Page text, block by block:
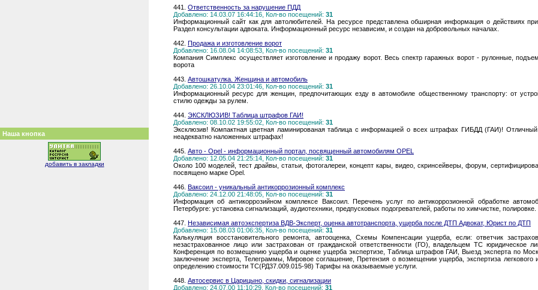
Наша кнопка
добавить в закладки
441. Ответственность за нарушение ПДД
Добавлено: 14.03.07 16:44:16, Кол-во посещений: 31
Информационный сайт как для автолюбителей. На ресурсе представлена обширная информация о действиях
Раздел консультации адвоката. Информационный ресурс независим, и создан на добровольных началах.
442. Продажа и изготовление ворот
Добавлено: 16.08.04 14:08:53, Кол-во посещений: 31
Компания Симплекс осуществляет изготовление и продажу ворот. Весь спектр гаражных ворот - рулонные,
ворота
443. Автошкатулка. Женщина и автомобиль
Добавлено: 26.10.04 23:01:46, Кол-во посещений: 31
Информационный ресурс для женщин, предпочитающих езду в автомобиле общественному транспорту: от
стилю одежды за рулем.
444. ЭКСКЛЮЗИВ! Таблица штрафов ГАИ!
Добавлено: 08.10.02 19:55:02, Кол-во посещений: 31
Эксклюзив! Компактная цветная ламинированая таблица с информацией о всех штрафах ГИБДД (ГАИ)! Отличный
неадекватно наложенных штрафах!
445. Авто - Opel - информационный портал, посвященный автомобилям OPEL
Добавлено: 12.05.04 21:25:14, Кол-во посещений: 31
Около 100 моделей, тест драйвы, статьи, фотогалереи, концепт кары, видео, скринсейверы, форум,
посвящено марке Opel.
446. Ваксоил - уникальный антикоррозионный комплекс
Добавлено: 24.12.00 21:48:05, Кол-во посещений: 31
Информация об антикоррозийном комплексе Ваксоил. Перечень услуг по антикоррозионной обработке
Петербурге: установка сигнализаций, аудиотехники, предпусковых подогревателей, работы по химчистке, полировке.
447. Независимая автоэкспертиза ВДВ-Эксперт, оценка автотранспорта, ущерба после ДТП Адвокат, Юрист по ДТП
Добавлено: 15.08.03 01:06:35, Кол-во посещений: 31
Калькуляция восстановительного ремонта, автооценка, Схемы Компенсации ущерба, если: ответчик
незастрахованное лицо или застрахован от гражданской ответственности (ГО), владельцем ТС юридическое
Конференция по возмещению ущерба и оценке ущерба экспертизе, Таблица штрафов ГАИ, Выезд эксперта по
заключение эксперта, Телеграммы, Мировое соглашение, Претензия о возмещении ущерба, экспертиза легкового
определению стоимости ТС(РД37.009.015-98) Тарифы на оказываемые услуги.
448. Автосервис в Царицыно, скидки, сигнализации
Добавлено: 24.07.00 11:10:29, Кол-во посещений: 31